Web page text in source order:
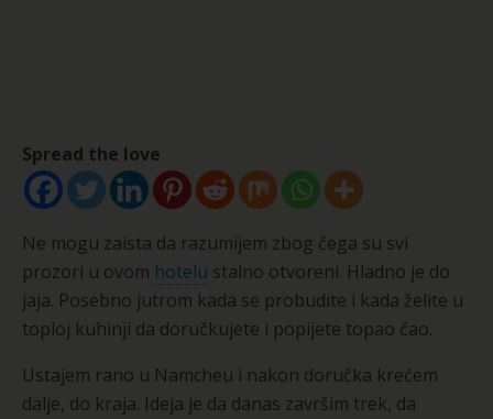
Spread the love
Ne mogu zaista da razumijem zbog čega su svi
prozori u ovom hotelu stalno otvoreni. Hladno je do
jaja. Posebno jutrom kada se probudite i kada želite u
toploj kuhinji da doručkujete i popijete topao čao.
Ustajem rano u Namcheu i nakon doručka krećem
dalje, do kraja. Ideja je da danas završim trek, da